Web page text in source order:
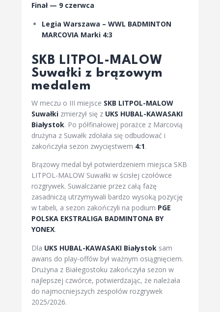
Finał — 9 czerwca
Legia Warszawa – WWL BADMINTON
MARCOVIA Marki 4:3
SKB LITPOL-MALOW
Suwałki z brązowym
medalem
W meczu o III miejsce SKB LITPOL-MALOW
Suwałki zmierzył się z UKS HUBAL-KAWASAKI
Białystok. Po półfinałowej porażce z Marcovią
drużyna z Suwałk zdołała się odbudować i
zakończyła sezon zwycięstwem 4:1.
Brązowy medal był potwierdzeniem miejsca SKB
LITPOL-MALOW Suwałki w ścisłej czołówce
rozgrywek. Suwalczanie przez całą fazę
zasadniczą utrzymywali bardzo wysoką pozycję
w tabeli, a sezon zakończyli na podium PGE
POLSKA EKSTRALIGA BADMINTONA BY
YONEX.
Dla UKS HUBAL-KAWASAKI Białystok sam
awans do play-offów był ważnym osiągnięciem.
Drużyna z Białegostoku zakończyła sezon w
najlepszej czwórce, potwierdzając, że należała
do najmocniejszych zespołów rozgrywek
2025/2026.